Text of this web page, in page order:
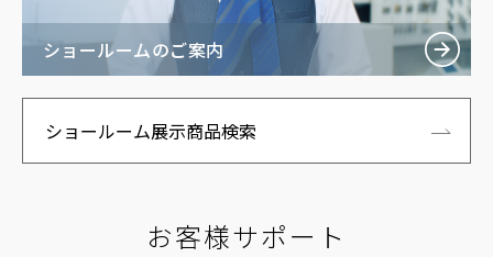
ショールームのご案内
ショールーム展示商品検索
お客様サポート